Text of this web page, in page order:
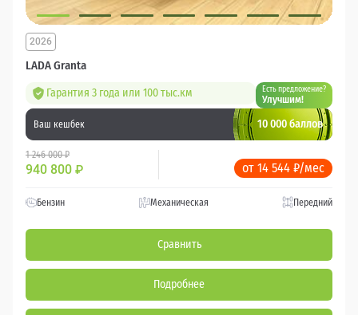
LADA Granta
2026
Гарантия 3 года или 100 тыс.км Есть предложение?
Улучшим!
Ваш кешбек 10 000 баллов
1 246 000 ₽
940 800 ₽ от 14 544 ₽/мес
Бензин Механическая Передний
Сравнить
Подробнее